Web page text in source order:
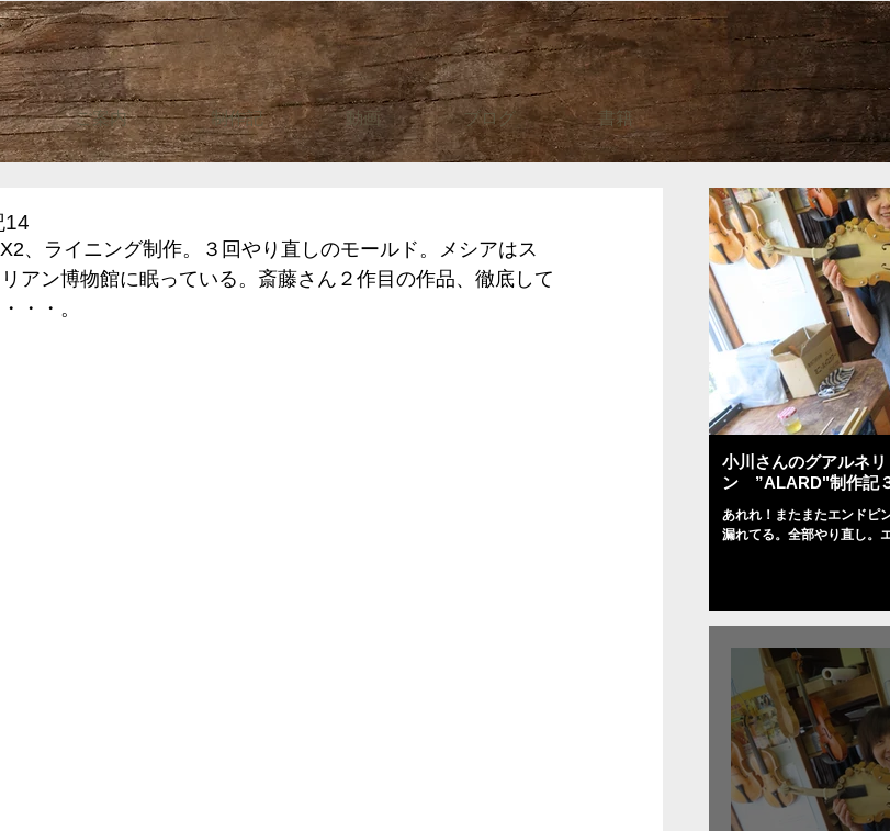
ご案内 制作記 動画 ブログ 書籍
14
、ライニング制作。３回やり直しのモールド。メシアはス
アン博物館に眠っている。斎藤さん２作目の作品、徹底して
・・。
小川さんのグアルネ
ン ”ALARD"制作記
あれれ！またまたエンドピ
漏れてる。全部やり直し。